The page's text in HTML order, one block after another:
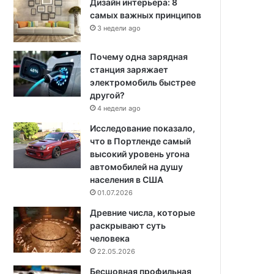
Дизайн интерьера: 8
самых важных принципов
3 недели ago
Почему одна зарядная
станция заряжает
электромобиль быстрее
другой?
4 недели ago
Исследование показало,
что в Портленде самый
высокий уровень угона
автомобилей на душу
населения в США
01.07.2026
Древние числа, которые
раскрывают суть
человека
22.05.2026
Бесшовная профильная